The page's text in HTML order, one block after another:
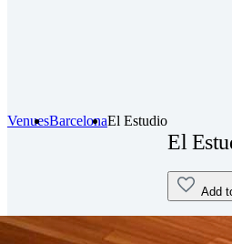
VenuesBarcelonaEl Estudio
El
Add